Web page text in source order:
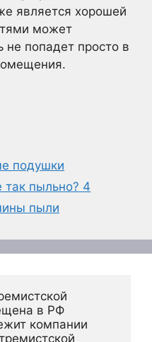
является хорошей
может
не попадет просто в
подушки
пыльно? 4
пыли
в РФ
компании